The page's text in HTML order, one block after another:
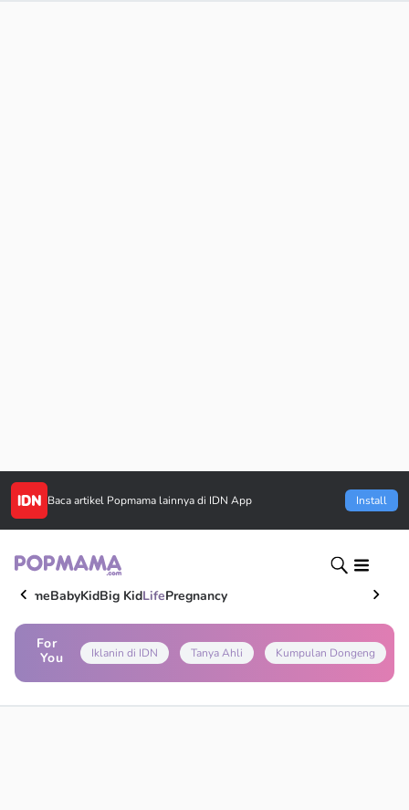
Baca artikel Popmama lainnya di IDN App Install
HomeBabyKidBig KidLifePregnancy
For
You
Iklanin di IDN Tanya Ahli Kumpulan Dongeng